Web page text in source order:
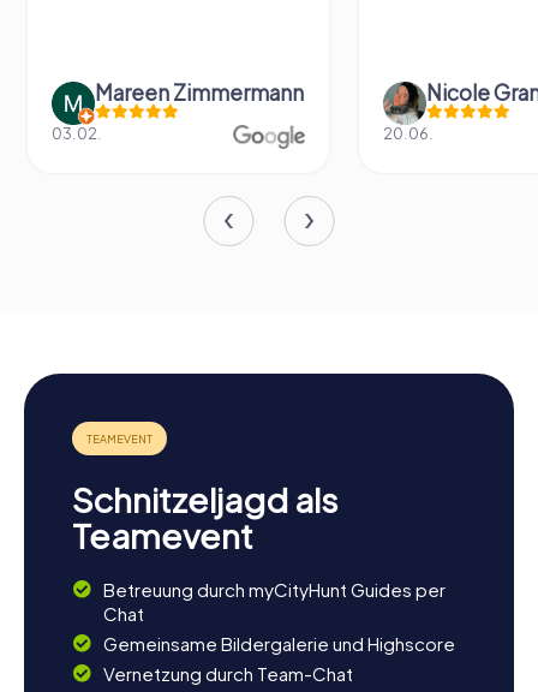
Mareen Zimmermann
03.02.
Nicole
20.06.
Schnitzeljagd als
Teamevent
Betreuung durch myCityHunt Guides per
Chat
Gemeinsame Bildergalerie und Highscore
Vernetzung durch Team-Chat